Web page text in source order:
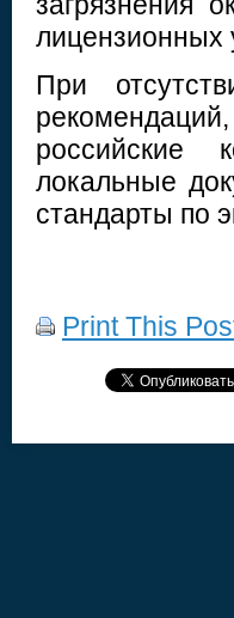
лицензионных
При
российские
локальные
стандарты по
Print This